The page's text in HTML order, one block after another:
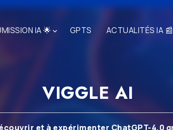
IA 🌟 GPTS ACTUALITÉS IA 📰
VIGGLE AI
et à expérimenter ChatGPT-